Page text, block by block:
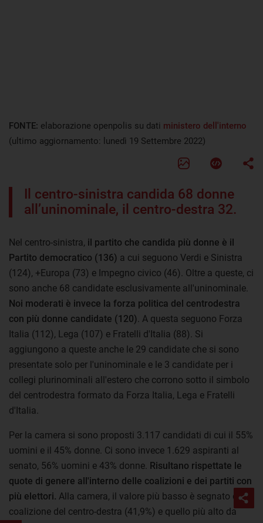
FONTE: elaborazione openpolis su dati ministero dell'interno
(ultimo aggiornamento: lunedì 19 Settembre 2022)
Il centro-sinistra candida 68 donne
all’uninominale, il centro-destra 32.
Nel centro-sinistra, il partito che candida più donne è il
Partito democratico (136) a cui seguono Verdi e Sinistra
(124), +Europa (73) e Impegno civico (46). Oltre a queste, ci
sono anche 68 candidate esclusivamente all'uninominale.
Noi moderati è invece la forza politica del centrodestra
con più donne candidate (120). A questa seguono Forza
Italia (112), Lega (107) e Fratelli d'Italia (88). Si
aggiungono a queste anche le 29 candidate che si sono
presentate solo per l'uninominale e le 3 candidate per i
collegi plurinominali all'estero che corrono sotto il simbolo
del centrodestra formato da Forza Italia, Lega e Fratelli
d'Italia.
Per la camera si sono proposti 3.117 candidati di cui il 55%
uomini e il 45% donne. Ci sono invece 1.629 aspiranti al
senato, 56% uomini e 43% donne. Risultano rispettate le
quote di genere all'interno delle coalizioni e dei partiti con
più elettori. Alla camera, il valore più basso è segnato dalla
coalizione del centro-destra (41,9%) e quello più alto da